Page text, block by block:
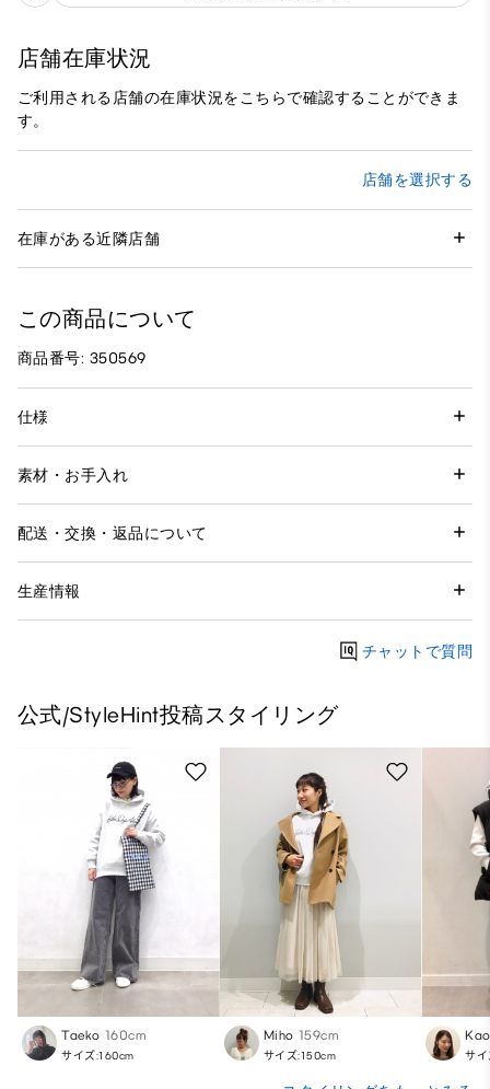
店舗在庫状況
ご利用される店舗の在庫状況をこちらで確認することができま
す。
店舗を選択する
在庫がある近隣店舗
この商品について
商品番号: 350569
仕様
素材・お手入れ
配送・交換・返品について
生産情報
チャットで質問
公式/StyleHint投稿スタイリング
Taeko 160cm
サイズ:160cm
Miho 159cm
サイズ:150cm サ